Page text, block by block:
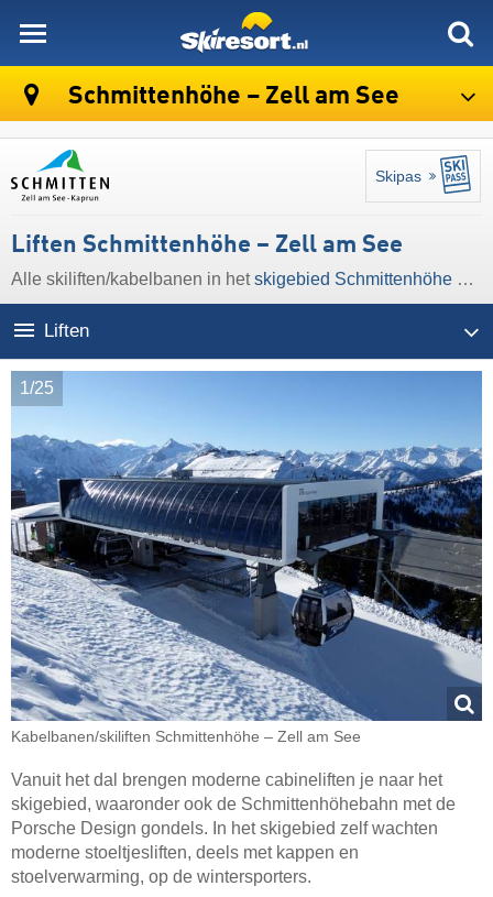
Schmittenhöhe – Zell am See
Skipas
Liften Schmittenhöhe – Zell am See
Alle skiliften/kabelbanen in hetskigebied Schmittenhöhe – Zell am See
Liften
1/25
Kabelbanen/​skiliften Schmittenhöhe – Zell am See
Vanuit het dal brengen moderne cabineliften je naar het
skigebied, waaronder ook de Schmittenhöhebahn met de
Porsche Design gondels. In het skigebied zelf wachten
moderne stoeltjesliften, deels met kappen en
stoelverwarming, op de wintersporters.